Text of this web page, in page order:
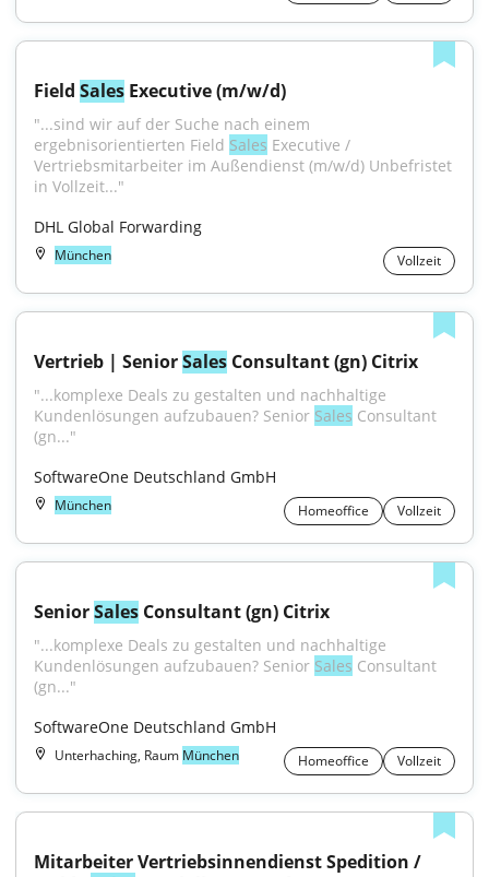
Field Sales Executive (m/w/d)
"...sind wir auf der Suche nach einem
ergebnisorientierten Field Sales Executive /
Vertriebsmitarbeiter im Außendienst (m/w/d) Unbefristet
in Vollzeit..."
DHL Global Forwarding
München Vollzeit
Vertrieb | Senior Sales Consultant (gn) Citrix
"...komplexe Deals zu gestalten und nachhaltige
Kundenlösungen aufzubauen? Senior Sales Consultant
(gn..."
SoftwareOne Deutschland GmbH
München Homeoffice Vollzeit
Senior Sales Consultant (gn) Citrix
"...komplexe Deals zu gestalten und nachhaltige
Kundenlösungen aufzubauen? Senior Sales Consultant
(gn..."
SoftwareOne Deutschland GmbH
Unterhaching, Raum München Homeoffice Vollzeit
Mitarbeiter Vertriebsinnendienst Spedition /